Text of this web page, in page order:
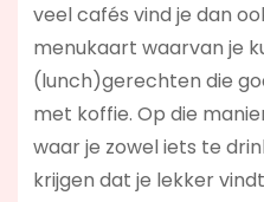
veel cafés vind je dan
menukaart waarvan je
(lunch)gerechten die
met koffie. Op die
waar je zowel iets te
krijgen dat je lekker